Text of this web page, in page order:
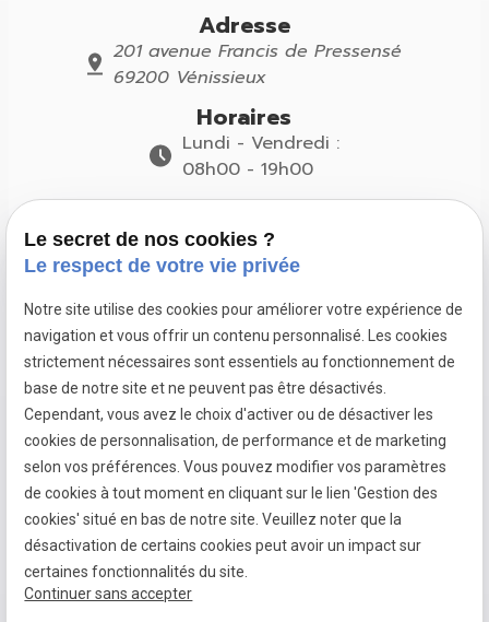
Adresse
201 avenue Francis de Pressensé
69200 Vénissieux
Horaires
Lundi - Vendredi :
08h00 - 19h00
Suivez-nous
Pose de
fenêtres à
Dardilly
Pose de
fenêtres à
Francheville
Pose de
fenêtres à
Limonest
Mentions
légales
Politique de
confidentialité
Gestion
des
cookies
Plan du
Siret :79099460200015
Le secret de nos cookies ?
Le respect de votre vie privée
Notre site utilise des cookies pour améliorer votre expérience de
navigation et vous offrir un contenu personnalisé. Les cookies
strictement nécessaires sont essentiels au fonctionnement de
base de notre site et ne peuvent pas être désactivés.
Cependant, vous avez le choix d'activer ou de désactiver les
cookies de personnalisation, de performance et de marketing
selon vos préférences. Vous pouvez modifier vos paramètres
de cookies à tout moment en cliquant sur le lien 'Gestion des
cookies' situé en bas de notre site. Veuillez noter que la
désactivation de certains cookies peut avoir un impact sur
certaines fonctionnalités du site.
Continuer sans accepter